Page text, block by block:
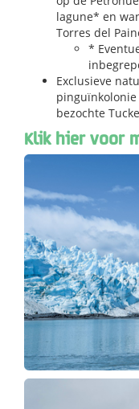
lagune* en
Torres del
*
Exclusieve
bezochte
Klik hier voor